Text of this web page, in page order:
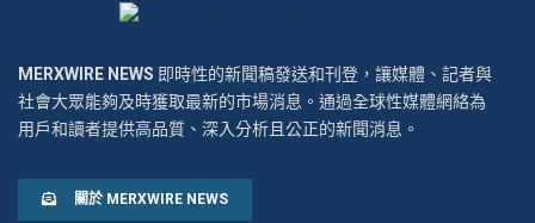
MERXWIRE NEWS 即時性的新聞稿發送和刊登，讓媒體、記者與
社會大眾能夠及時獲取最新的市場消息。通過全球性媒體網絡為
用戶和讀者提供高品質、深入分析且公正的新聞消息。
關於 MERXWIRE NEWS